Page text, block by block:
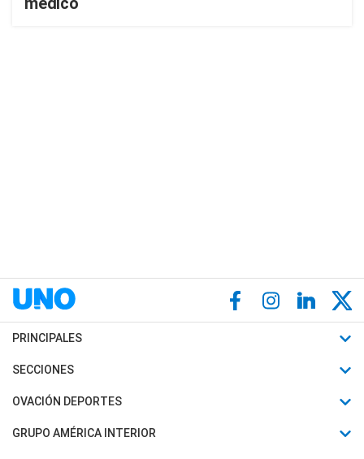
PRINCIPALES
Últimas Noticias
Política
SECCIONES
Horóscopo
Motores
OVACIÓN DEPORTES
Fútbol
GRUPO AMÉRICA INTERIOR